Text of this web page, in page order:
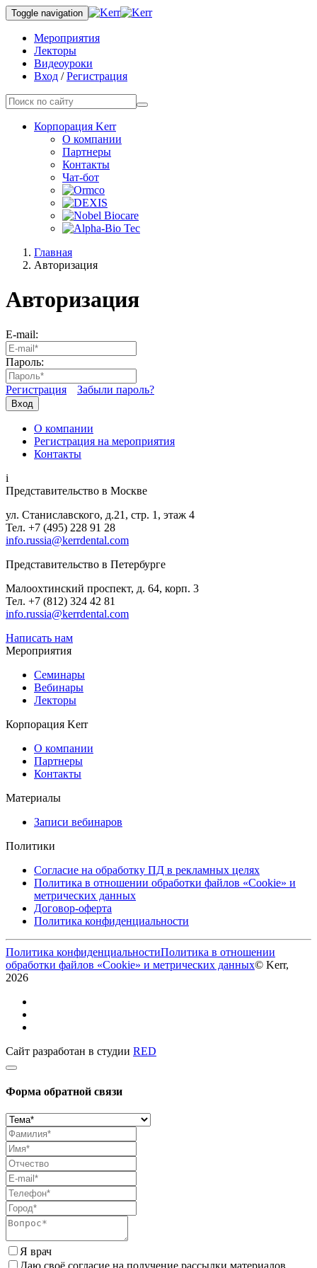
Toggle navigation
Мероприятия
Лекторы
Видеоуроки
Вход /Регистрация
Корпорация Kerr
О компании
Партнеры
Контакты
Чат-бот
Главная
Авторизация
Авторизация
E-mail:
Пароль:
Регистрация Забыли пароль?
Вход
О компании
Регистрация на мероприятия
Контакты
i
Представительство в Москве
ул. Станиславского, д.21, стр. 1, этаж 4
Тел. +7 (495) 228 91 28
info.russia@kerrdental.com
Представительство в Петербурге
Малоохтинский проспект, д. 64, корп. 3
Тел. +7 (812) 324 42 81
info.russia@kerrdental.com
Написать нам
Мероприятия
Семинары
Вебинары
Лекторы
Корпорация Kerr
О компании
Партнеры
Контакты
Материалы
Записи вебинаров
Политики
Согласие на обработку ПД в рекламных целях
Политика в отношении обработки файлов «Cookie» и
метрических данных
Договор-оферта
Политика конфиденциальности
Политика конфиденциальностиПолитика в отношении
обработки файлов «Cookie» и метрических данных© Kerr,
2026
Сайт разработан в студии RED
Форма обратной связи
Я врач